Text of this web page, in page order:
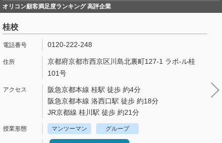
オリコン顧客満足度ランキング 高評企業
桂校
0120-222-248
京都府京都市西京区川島北裏町127-1 ラポ-ル桂
101号
阪急京都本線 桂駅 徒歩 約4分
阪急京都本線 洛西口駅 徒歩 約18分
JR京都線 桂川駅 徒歩 約21分
マンツーマン グループ